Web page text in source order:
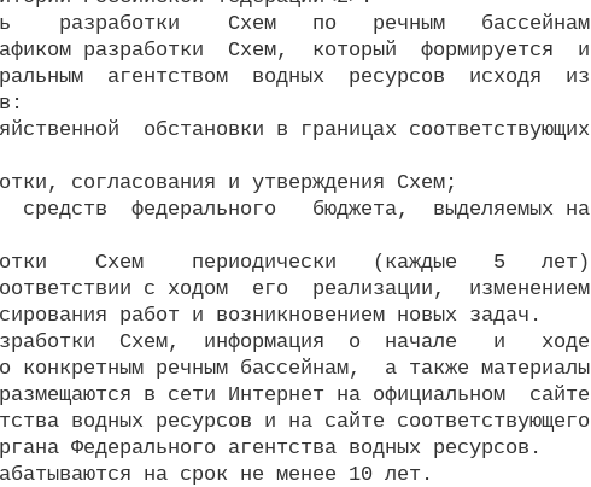
разработки    Схем   по   речным   бассейнам
разработки  Схем,  который  формируется  и
агентством  водных  ресурсов  исходя  из
обстановки в границах соответствующих
согласования и утверждения Схем;
средств  федерального   бюджета,  выделяемых на
Схем    периодически   (каждые   5   лет)
с ходом  его  реализации,  изменением
работ и возникновением новых задач.
Схем,  информация  о  начале   и   ходе
конкретным речным бассейнам,  а также материалы
в сети Интернет на официальном  сайте
водных ресурсов и на сайте соответствующего
Федерального агентства водных ресурсов.
на срок не менее 10 лет.